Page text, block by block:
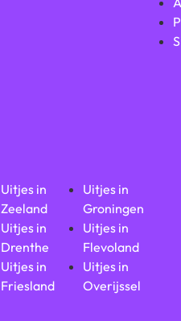
Uitjes in
Zeeland
Uitjes in
Drenthe
Uitjes in
Friesland
Uitjes in
Groningen
Uitjes in
Flevoland
Uitjes in
Overijssel